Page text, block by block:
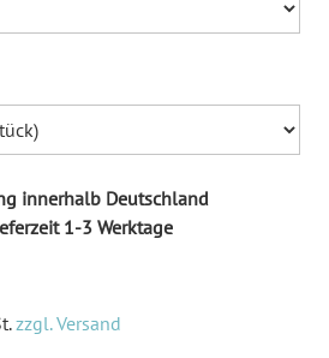
innerhalb Deutschland
1-3 Werktage
zzgl. Versand